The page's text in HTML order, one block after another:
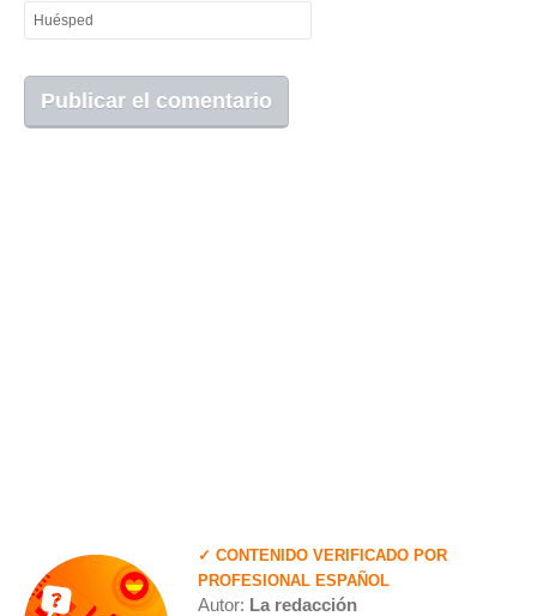
✓ CONTENIDO VERIFICADO POR
PROFESIONAL ESPAÑOL
Autor: La redacción